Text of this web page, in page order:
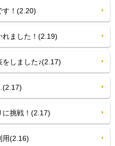
す！(2.20)
れました！(2.19)
しました♪(2.17)
挑戦！(2.17)
(2.16)